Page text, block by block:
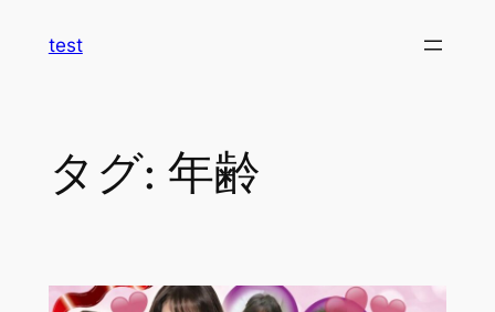
test
タグ: 年齢